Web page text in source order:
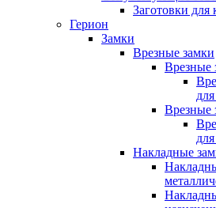
Заготовки
Герион
Замки
Врезные замки
Врезные
Врезные
Накладные